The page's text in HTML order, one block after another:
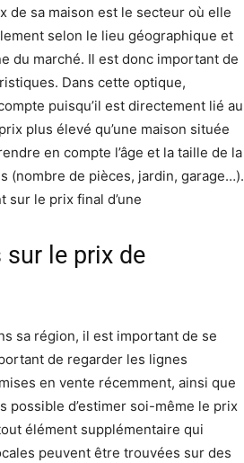
de sa maison est le secteur où elle
selon le lieu géographique et
du marché. Il est donc important de
Dans cette optique,
puisqu’il est directement lié au
plus élevé qu’une maison située
en compte l’âge et la taille de la
(nombre de pièces, jardin, garage…).
le prix final d’une
le prix de
sa région, il est important de se
de regarder les lignes
en vente récemment, ainsi que
possible d’estimer soi-même le prix
élément supplémentaire qui
peuvent être trouvées sur des